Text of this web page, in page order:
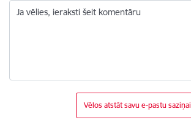
Ja vēlies, ieraksti šeit komentāru
Vēlos atstāt savu e-pastu saziņai